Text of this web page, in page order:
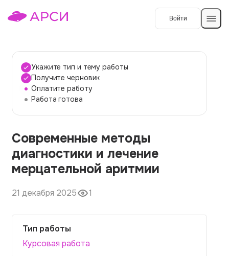
Войти
Темы работ
О сервисе
О компании
Наши гарантии
Вопросы и ответы
Контакты
Укажите тип и тему работы
Получите черновик
Оплатите работу
Работа готова
Современные методы
диагностики и лечение
мерцательной аритмии
21 декабря 2025 1
Тип работы
Курсовая работа